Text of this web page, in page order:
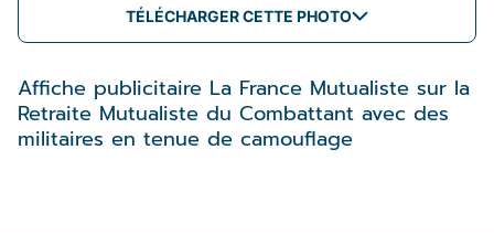
TÉLÉCHARGER CETTE PHOTO
Affiche publicitaire La France Mutualiste sur la
Retraite Mutualiste du Combattant avec des
militaires en tenue de camouflage